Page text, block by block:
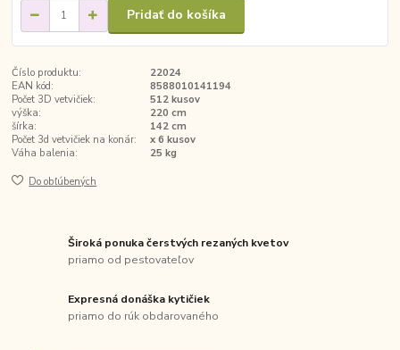
Pridať do košíka
Číslo produktu:
22024
EAN kód:
8588010141194
Počet 3D vetvičiek:
512 kusov
výška:
220 cm
šírka:
142 cm
Počet 3d vetvičiek na konár:
x 6 kusov
Váha balenia:
25 kg
Do obľúbených
Široká ponuka čerstvých rezaných kvetov
priamo od pestovateľov
Expresná donáška kytičiek
priamo do rúk obdarovaného